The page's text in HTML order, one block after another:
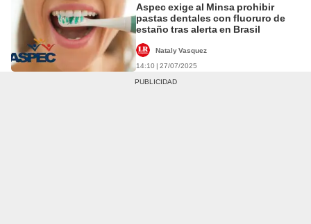
Aspec exige al Minsa prohibir
pastas dentales con fluoruro de
estaño tras alerta en Brasil
Nataly Vasquez
14:10 | 27/07/2025